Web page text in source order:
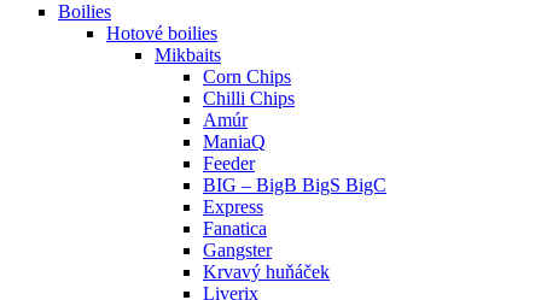
Boilies
Hotové boilies
Mikbaits
Corn Chips
Chilli Chips
Amúr
ManiaQ
Feeder
BIG – BigB BigS BigC
Express
Fanatica
Gangster
Krvavý huňáček
Liverix